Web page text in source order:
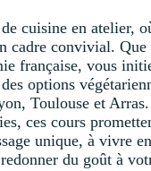
cuisine en atelier,
cadre convivial.
française, vous
options
Toulouse et
ces cours
unique, à vivre
du goût à